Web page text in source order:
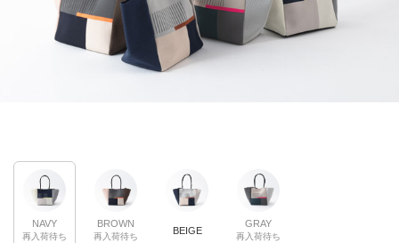
NAVY
再入荷待ち
BROWN
再入荷待ち
BEIGE
GRAY
再入荷待ち